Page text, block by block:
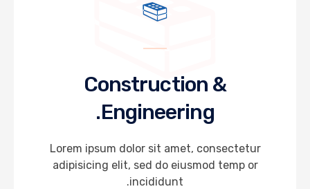
Construction &
Engineering.
Lorem ipsum dolor sit amet, consectetur
adipisicing elit, sed do eiusmod temp or
incididunt.